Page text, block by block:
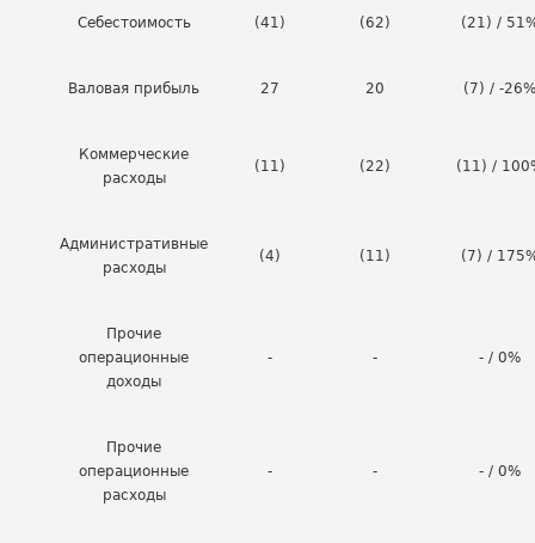
Себестоимость (41) (62) (21) /
Валовая прибыль 27 20 (7) / -26%
Коммерческие
расходы
(11) (22) (11) /
Административные
расходы
(4) (11) (7) /
Прочие
операционные
доходы
- - - / 0%
Прочие
операционные
расходы
- - - / 0%